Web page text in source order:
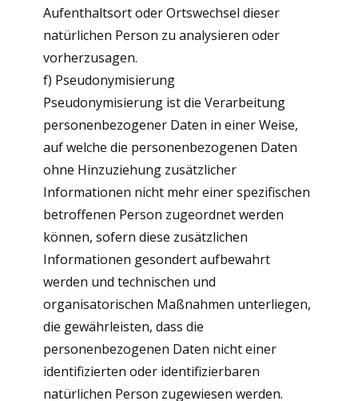
Aufenthaltsort oder Ortswechsel dieser
natürlichen Person zu analysieren oder
vorherzusagen.
f) Pseudonymisierung
Pseudonymisierung ist die Verarbeitung
personenbezogener Daten in einer Weise,
auf welche die personenbezogenen Daten
ohne Hinzuziehung zusätzlicher
Informationen nicht mehr einer spezifischen
betroffenen Person zugeordnet werden
können, sofern diese zusätzlichen
Informationen gesondert aufbewahrt
werden und technischen und
organisatorischen Maßnahmen unterliegen,
die gewährleisten, dass die
personenbezogenen Daten nicht einer
identifizierten oder identifizierbaren
natürlichen Person zugewiesen werden.